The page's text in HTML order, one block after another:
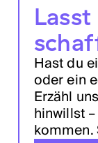
Hast du
oder ein
Erzähl
hinwillst
kommen.